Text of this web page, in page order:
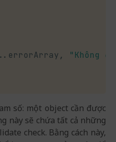
errorArray,
"Không
số: một object cần được
này sẽ chứa tất cả những
check. Bằng cách này,